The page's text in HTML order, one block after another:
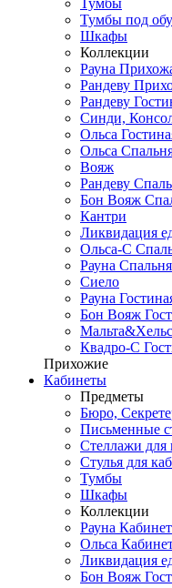
Тумбы
Тумбы под
Шкафы
Коллекции
Рауна
Рандеву
Рандеву
Синди,
Ольса
Ольса
Вояж
Рандеву
Бон Вояж
Кантри
Ликвидация
Ольса-С
Рауна Спальня
Сиело
Рауна
Бон Вояж
Квадро-С
Прихожие
Кабинеты
Предметы
Бюро,
Письменные
Стеллажи для
Стулья для
Тумбы
Шкафы
Коллекции
Рауна Кабинет
Ольса
Ликвидация
Бон Вояж